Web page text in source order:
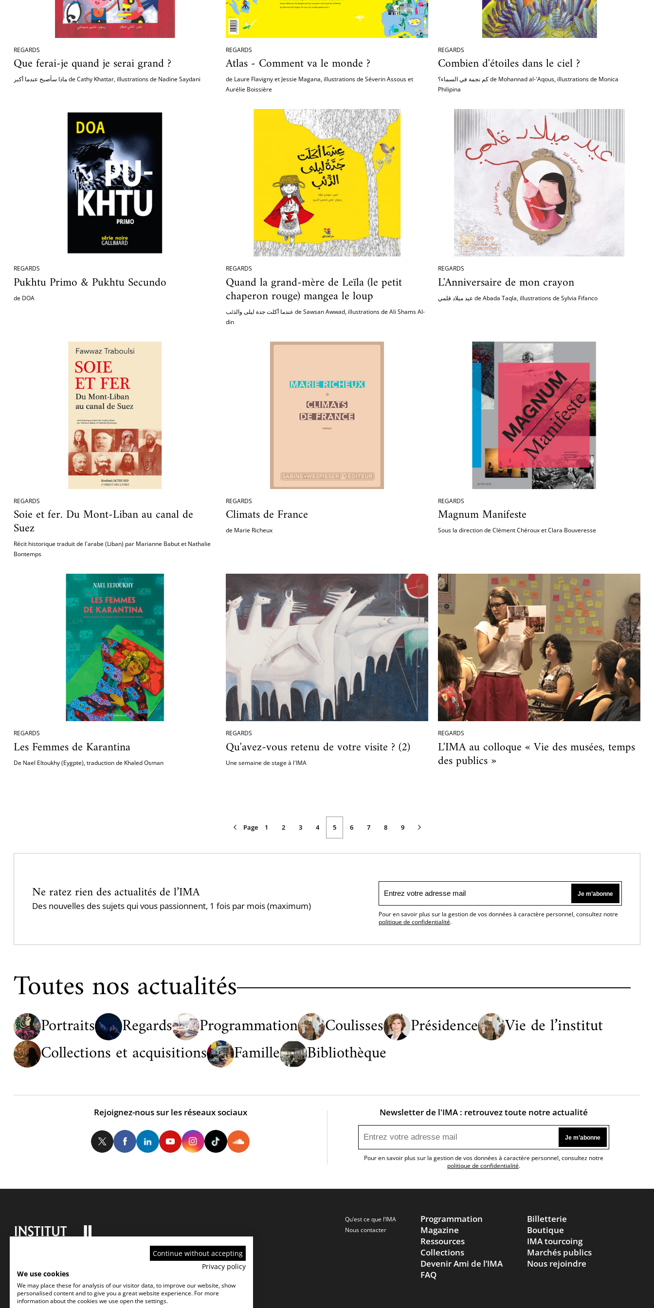
REGARDS
Que ferai-je quand je serai grand ?
ماذا سأصبح عندما أكبر de Cathy Khattar, illustrations de Nadine Saydani
REGARDS
Atlas - Comment va le monde ?
de Laure Flavigny et Jessie Magana, illustrations de Séverin Assous et
Aurélie Boissière
REGARDS
Combien d'étoiles dans le ciel ?
كم نجمة في السماء؟ de Mohannad al-'Aqous, illustrations de Monica
Philipina
REGARDS
Pukhtu Primo & Pukhtu Secundo
de DOA
REGARDS
Quand la grand-mère de Leïla (le petit
chaperon rouge) mangea le loup
عندما أكلت جدة ليلى والذئب de Sawsan Awwad, illustrations de Ali Shams Al-
din
REGARDS
L'Anniversaire de mon crayon
عيد ميلاد قلمي de Abada Taqla, illustrations de Sylvia Fifanco
REGARDS
Soie et fer. Du Mont-Liban au canal de
Suez
Récit historique traduit de l'arabe (Liban) par Marianne Babut et Nathalie
Bontemps
REGARDS
Climats de France
de Marie Richeux
REGARDS
Magnum Manifeste
Sous la direction de Clément Chéroux et Clara Bouveresse
REGARDS
Les Femmes de Karantina
De Nael Eltoukhy (Eygpte), traduction de Khaled Osman
REGARDS
Qu'avez-vous retenu de votre visite ? (2)
Une semaine de stage à l'IMA
REGARDS
L'IMA au colloque « Vie des musées, temps
des publics »
précédentePage Page
1 Page
2 Page
3 Page
4
courante
5 Page
6 Page
7 Page
8 Page
9
Page
suivante
Ne ratez rien des actualités de l’IMA
Des nouvelles des sujets qui vous passionnent, 1 fois par mois (maximum)
Pour en savoir plus sur la gestion de vos données à caractère personnel, consultez notre
politique de confidentialité.
Toutes nos actualités
Portraits Regards Programmation Coulisses Présidence
Vie de l’institut
Collections et acquisitions
Famille Bibliothèque
Rejoignez-nous sur les réseaux sociaux
TwitterFacebookLinkedInYoutubeInstagram
Newsletter de l'IMA : retrouvez toute notre actualité
Pour en savoir plus sur la gestion de vos données à caractère personnel, consultez notre
politique de confidentialité.
Qu’est ce que l’IMA
Nous contacter
Programmation
Magazine
Ressources
Collections
Devenir Ami de l’IMA
FAQ
Billetterie
Boutique
IMA tourcoing
Marchés publics
Nous rejoindre
Continue without accepting
Privacy policy
We use cookies
We may place these for analysis of our visitor data, to improve our website, show
personalised content and to give you a great website experience. For more
information about the cookies we use open the settings.